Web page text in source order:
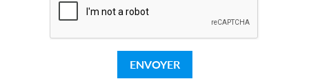
ENVOYER